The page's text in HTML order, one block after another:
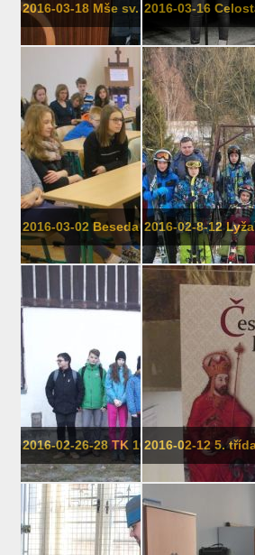
2016-03-18 Mše sv. ke cti sv. Josefa
2016-03-16
2016-03-02 Beseda o holocaustu
2016-02-8-12
2016-02-26-28 TK 104 JEŠTĚD
2016-02-12 5.